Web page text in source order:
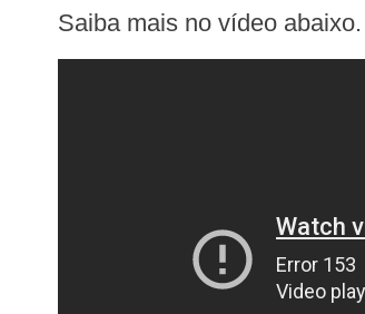
Saiba mais no vídeo abaixo.